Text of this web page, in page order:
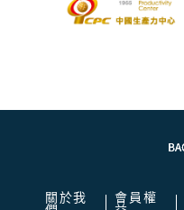
關於我
會員權